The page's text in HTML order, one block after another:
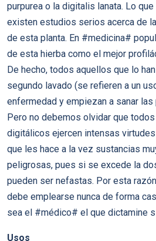
purpurea o la digitalis lanata. Lo
existen estudios serios acerca de
de esta planta. En #medicina#
de esta hierba como el mejor
De hecho, todos aquellos que lo
segundo lavado (se refieren a un
enfermedad y empiezan a sanar las
Pero no debemos olvidar que
digitálicos ejercen intensas
que les hace a la vez sustancias
peligrosas, pues si se excede la
pueden ser nefastas. Por esta
debe emplearse nunca de forma
sea el #médico# el que dictamine
Usos